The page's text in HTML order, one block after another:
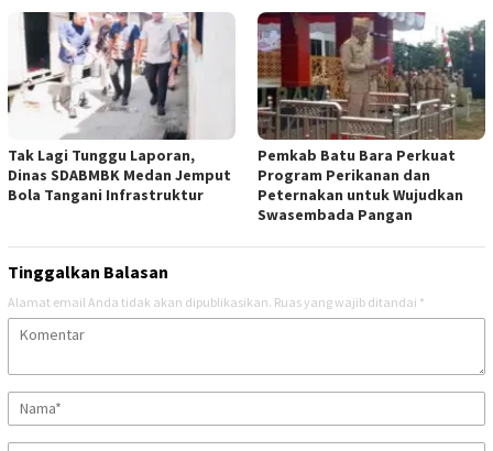
Tak Lagi Tunggu Laporan,
Dinas SDABMBK Medan Jemput
Bola Tangani Infrastruktur
Pemkab Batu Bara Perkuat
Program Perikanan dan
Peternakan untuk Wujudkan
Swasembada Pangan
Tinggalkan Balasan
Alamat email Anda tidak akan dipublikasikan. Ruas yang wajib ditandai *